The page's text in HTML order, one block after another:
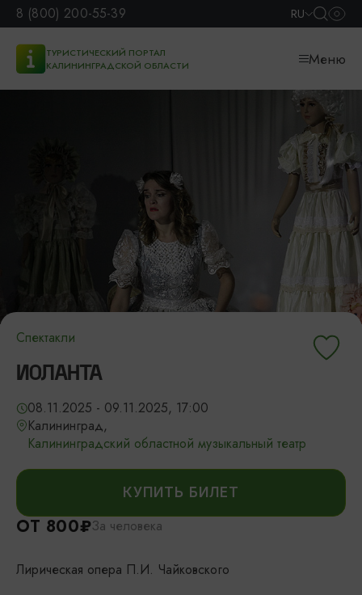
8 (800) 200-55-39 RU
ТУРИСТИЧЕСКИЙ ПОРТАЛ
КАЛИНИНГРАДСКОЙ ОБЛАСТИ
Меню
Спектакли
ИОЛАНТА
08.11.2025 - 09.11.2025, 17:00
Калининград,
Калининградский областной музыкальный театр
КУПИТЬ БИЛЕТ
ОТ 800₽За человека
Лирическая опера П.И. Чайковского